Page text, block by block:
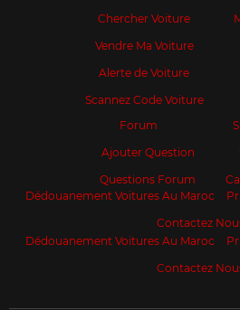
Chercher Voiture
Vendre Ma Voiture
Alerte de Voiture
Scannez Code Voiture
Forum
Ajouter Question
Questions Forum
Dédouanement Voitures Au Maroc
Contactez
Dédouanement Voitures Au Maroc
Contactez